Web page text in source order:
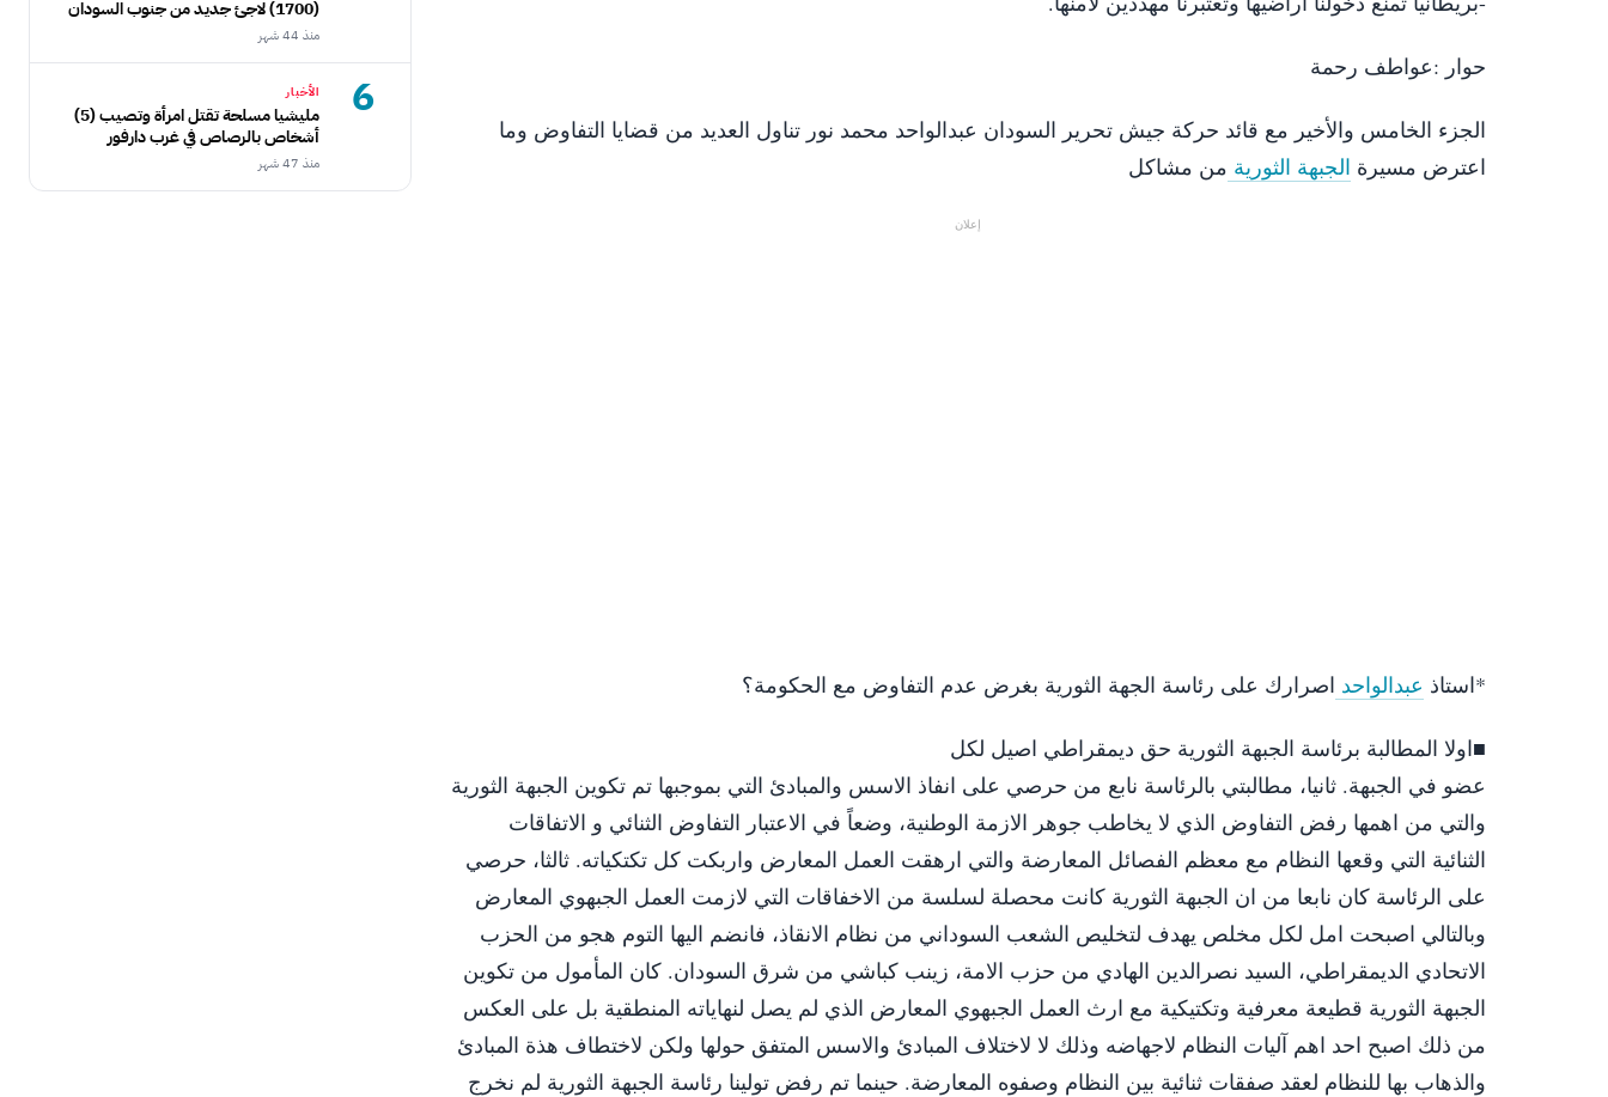
حوار :عواطف رحمة
الجزء الخامس والأخير مع قائد حركة جيش تحرير السودان عبدالواحد محمد نور تناول العديد من قضايا التفاوض وما
اعترض مسيرة الجبهة الثورية من مشاكل
إعلان
*استاذ عبدالواحد اصرارك على رئاسة الجهة الثورية بغرض عدم التفاوض مع الحكومة؟
■اولا المطالبة برئاسة الجبهة الثورية حق ديمقراطي اصيل لكل
عضو في الجبهة. ثانيا، مطالبتي بالرئاسة نابع من حرصي على انفاذ الاسس والمبادئ التي بموجبها تم تكوين الجبهة الثورية
والتي من اهمها رفض التفاوض الذي لا يخاطب جوهر الازمة الوطنية، وضعاً في الاعتبار التفاوض الثنائي و الاتفاقات
الثنائية التي وقعها النظام مع معظم الفصائل المعارضة والتي ارهقت العمل المعارض واربكت كل تكتكياته. ثالثا، حرصي
على الرئاسة كان نابعا من ان الجبهة الثورية كانت محصلة لسلسة من الاخفاقات التي لازمت العمل الجبهوي المعارض
وبالتالي اصبحت امل لكل مخلص يهدف لتخليص الشعب السوداني من نظام الانقاذ، فانضم اليها التوم هجو من الحزب
الاتحادي الديمقراطي، السيد نصرالدين الهادي من حزب الامة، زينب كباشي من شرق السودان. كان المأمول من تكوين
الجبهة الثورية قطيعة معرفية وتكتيكية مع ارث العمل الجبهوي المعارض الذي لم يصل لنهاياته المنطقية بل على العكس
من ذلك اصبح احد اهم آليات النظام لاجهاضه وذلك لا لاختلاف المبادئ والاسس المتفق حولها ولكن لاختطاف هذة المبادئ
والذهاب بها للنظام لعقد صفقات ثنائية بين النظام وصفوه المعارضة. حينما تم رفض تولينا رئاسة الجبهة الثورية لم نخرج
(1700) لاجئ جديد من جنوب السودان
منذ 44 شهر
6 الأخبار
مليشيا مسلحة تقتل امرأة وتصيب (5)
أشخاص بالرصاص في غرب دارفور
منذ 47 شهر